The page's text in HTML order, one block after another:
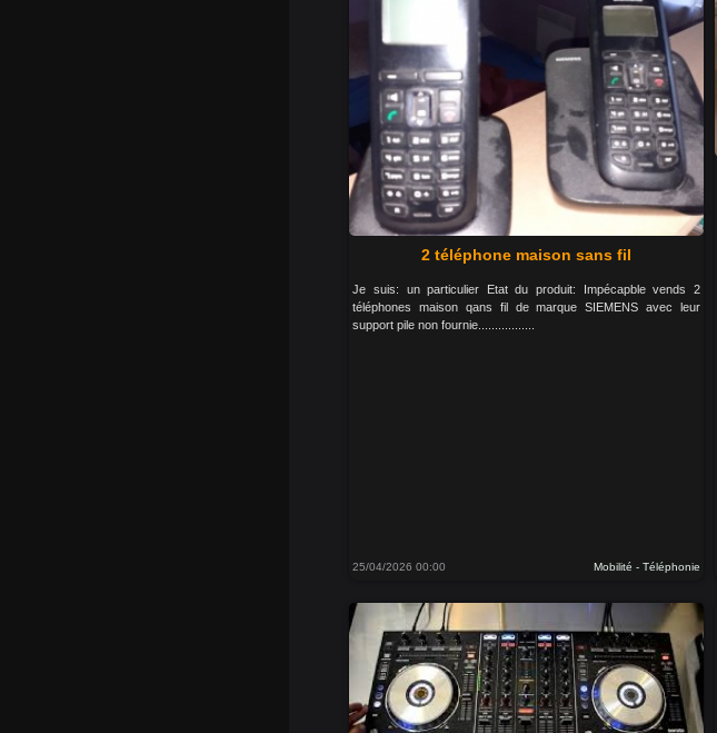
2 téléphone maison sans fil
Je suis: un particulier Etat du produit: Impécapble vends 2
téléphones maison qans fil de marque SIEMENS avec leur
support pile non fournie.................
25/04/2026 00:00 Mobilité - Téléphonie